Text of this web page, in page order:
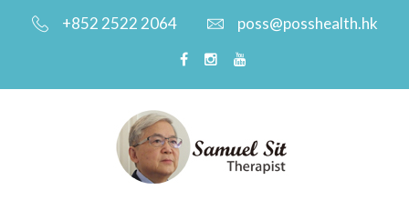
+852 2522 2064 poss@posshealth.hk